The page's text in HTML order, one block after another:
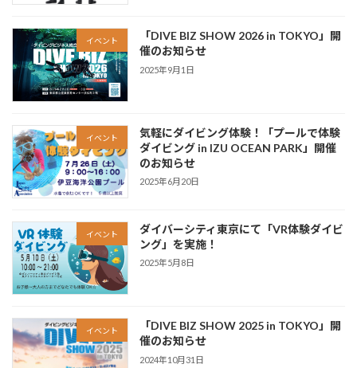
イベント
「DIVE BIZ SHOW 2026 in TOKYO」開
催のお知らせ
2025年9月1日
イベント
気軽にダイビング体験！「プールで体験
ダイビング in IZU OCEAN PARK」開催
のお知らせ
2025年6月20日
イベント
ダイバーシティ東京にて「VR体験ダイビ
ング」を実施！
2025年5月8日
イベント
「DIVE BIZ SHOW 2025 in TOKYO」開
催のお知らせ
2024年10月31日